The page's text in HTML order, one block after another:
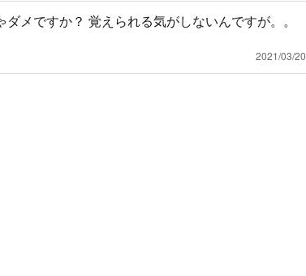
メですか？ 覚えられる気がしないんですが。。
2021/03/20